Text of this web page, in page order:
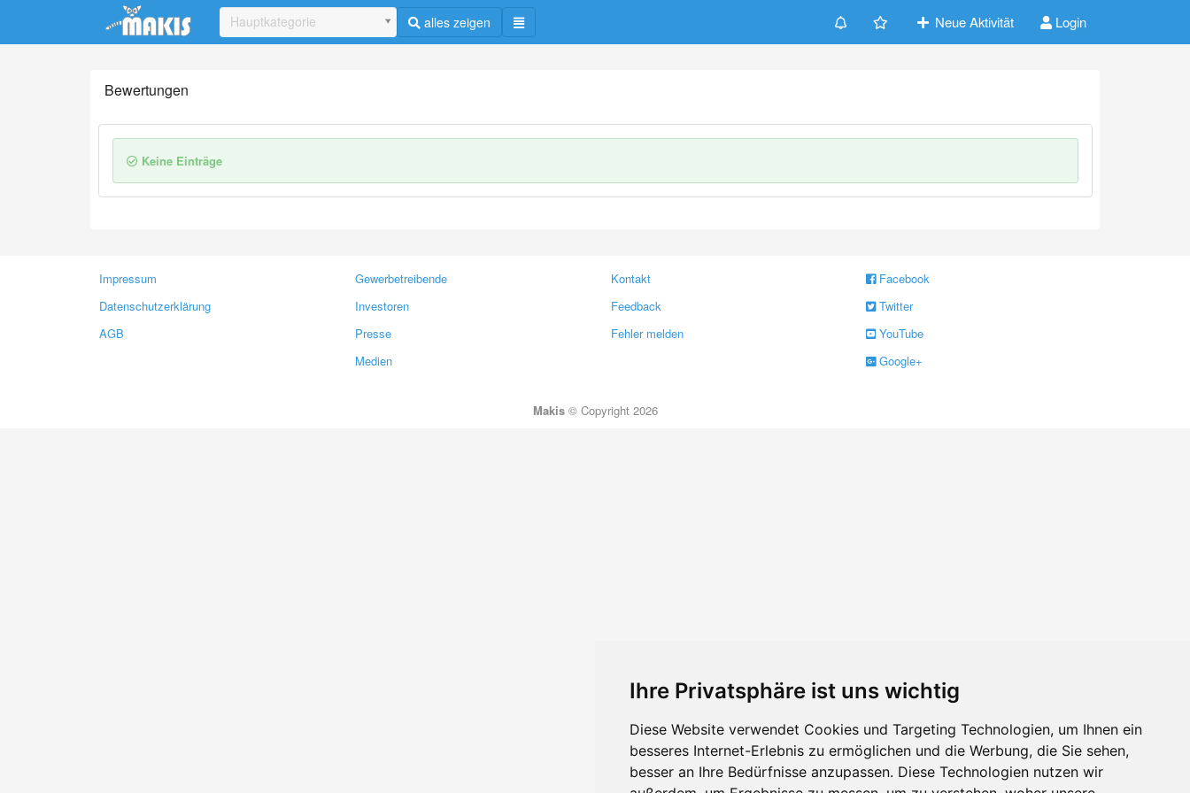
Ihre Privatsphäre ist uns wichtig
Diese Website verwendet Cookies und Targeting Technologien, um Ihnen ein
besseres Internet-Erlebnis zu ermöglichen und die Werbung, die Sie sehen,
besser an Ihre Bedürfnisse anzupassen. Diese Technologien nutzen wir
Update cookies preferences
Hauptkategorie alles zeigen Neue Aktivität Login
Bewertungen
Keine Einträge
Impressum
Datenschutzerklärung
AGB
Gewerbetreibende
Investoren
Presse
Medien
Kontakt
Feedback
Fehler melden
Facebook
Twitter
YouTube
Google+
Makis© Copyright 2026